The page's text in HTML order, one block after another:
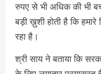
रुपए से भी अधिक की भी
बड़ी ख़ुशी होती है कि हमारे
रहा है।
श्री साय ने बताया कि